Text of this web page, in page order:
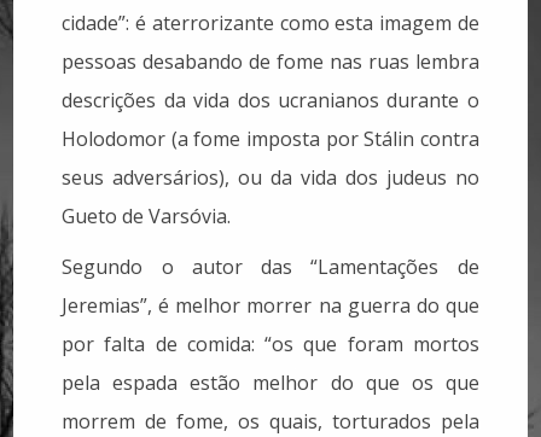
cidade”: é aterrorizante como esta imagem de
pessoas desabando de fome nas ruas lembra
descrições da vida dos ucranianos durante o
Holodomor (a fome imposta por Stálin contra
seus adversários), ou da vida dos judeus no
Gueto de Varsóvia.
Segundo o autor das “Lamentações de
Jeremias”, é melhor morrer na guerra do que
por falta de comida: “os que foram mortos
pela espada estão melhor do que os que
morrem de fome, os quais, torturados pela